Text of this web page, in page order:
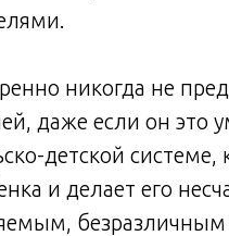
никогда не
даже если он это
детской системе,
и делает его